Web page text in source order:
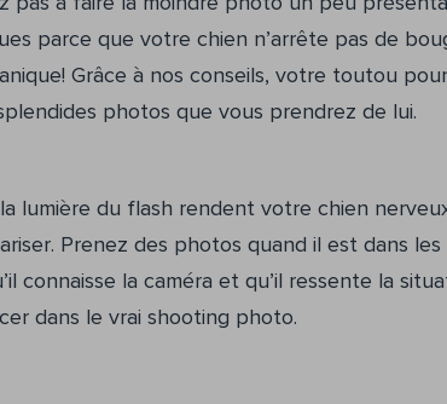
parce que votre chien n’arrête pas de
Grâce à nos conseils, votre toutou
photos que vous prendrez de lui.
lumière du flash rendent votre chien nerveux
Prenez des photos quand il est dans les
connaisse la caméra et qu’il ressente la
dans le vrai shooting photo.